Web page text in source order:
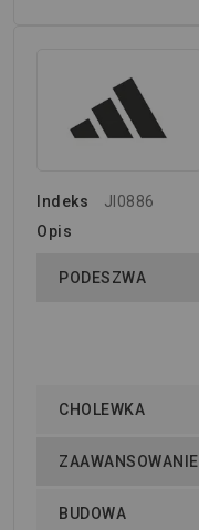
Indeks
JI0886
Opis
PODESZWA
CHOLEWKA
ZAAWANSOWANIE
BUDOWA